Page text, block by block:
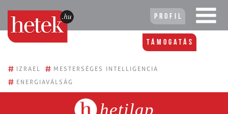
Profil
Támogatás
# IZRAEL # MESTERSÉGES INTELLIGENCIA
# ENERGIAVÁLSÁG
hetilap